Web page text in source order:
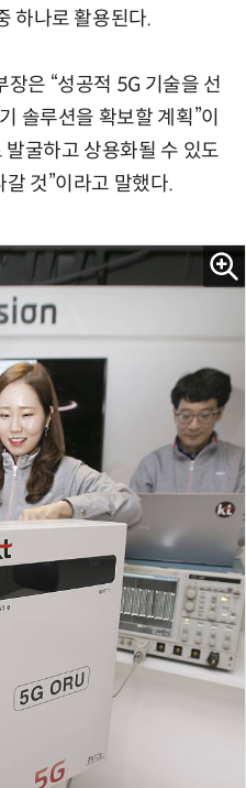
하나로 활용된다.
은 “성공적 5G 기술을 선
솔루션을 확보할 계획”이
굴하고 상용화될 수 있도
것”이라고 말했다.